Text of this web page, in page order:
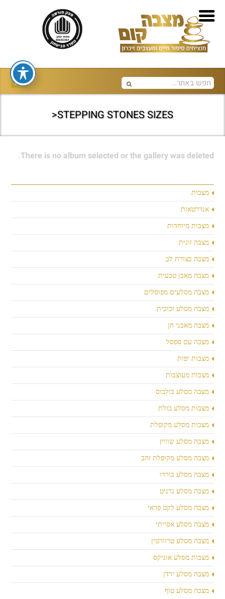
STEPPING STONES SIZES<
מצבות
אנדרטאות
מצבות מיוחדות
מצבה זוגית
מצבה בצורת לב
מצבה מאבן טבעית
מצבה מסלעים מפוסלים
מצבה מסלע זכוכית
מצבה מאבני חן
מצבה עם ספסל
מצבות יפות
מצבות מעוצבות
מצבה מסלע בולבוס
מצבות מסלע בזלת
מצבות מסלע מקופלת
מצבה מסלע שוויץ
מצבה מסלע מקופלת זהב
מצבה מסלע בורדו
מצבה מסלע גרניט
מצבה מסלע לקט פראי
מצבה מסלע אסייתי
מצבה מסלע טרוורטין
מצבות מסלע אוניקס
מצבה מסלע ירדן
מצבה מסלע טוף
There is no album selected or the gallery was deleted.